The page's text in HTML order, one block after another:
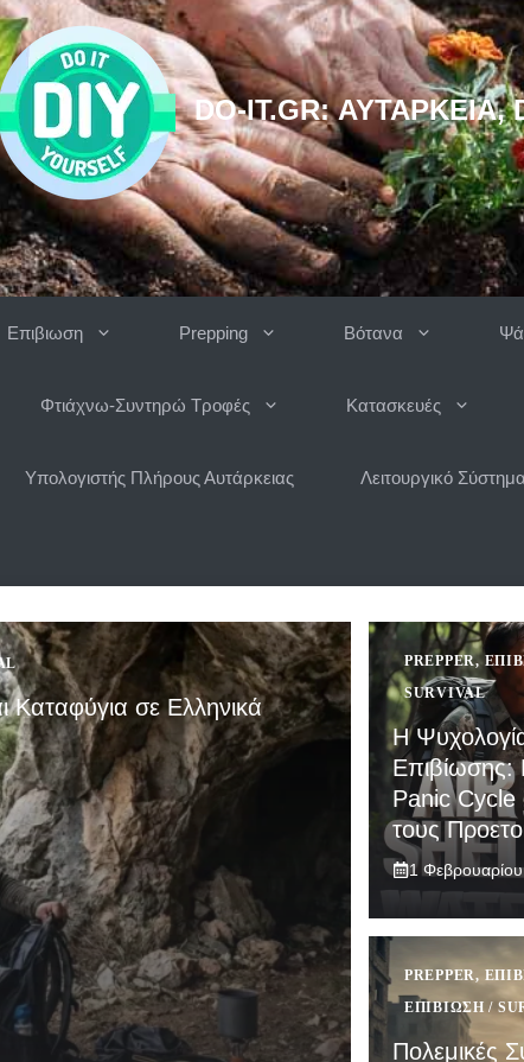
DO-IT.GR:
Επιβιωση Prepping Βότανα
Φτιάχνω-Συντηρώ Τροφές Κατασκευές
Υπολογιστής Πλήρους Αυτάρκειας Λειτουργικό
Καταφύγια σε Ελληνικά
PREPPER,
SURVIVAL
Η
Επιβίωσης:
Panic Cycle
τους
1
PREPPER,
ΕΠΙΒΊΩΣΗ /
Πολεμικές